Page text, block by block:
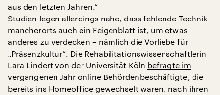
aus den letzten Jahren.“
Studien legen allerdings nahe, dass fehlende Technik
mancherorts auch ein Feigenblatt ist, um etwas
anderes zu verdecken – nämlich die Vorliebe für
„Präsenzkultur“. Die Rehabilitationswissenschaftlerin
Lara Lindert von der Universität Köln befragte im
vergangenen Jahr online Behördenbeschäftigte, die
bereits ins Homeoffice gewechselt waren. nach ihren